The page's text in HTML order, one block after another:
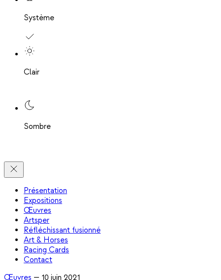
Système
Clair
Sombre
Présentation
Expositions
Œuvres
Artsper
Réfléchissant fusionné
Art & Horses
Racing Cards
Contact
Œuvres — 10 juin 2021